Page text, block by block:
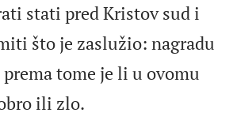
stati pred Kristov sud i
što je zaslužio: nagradu
tome je li u ovomu
ili zlo.